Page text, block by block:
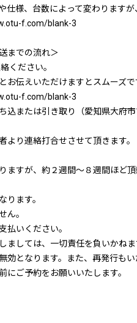
仕様、台数によって変わりますが
f.com/blank-3
までの流れ＞
ください。
お伝えいただけますとスムーズで
f.com/blank-3
込または引き取り（愛知県大府市
より連絡打合せさせて頂きます。
ますが、約２週間～８週間ほど頂
ります。
ん。
払いください。
しては、一切責任を負いかねま
となります。また、再発行もい
ご予約をお願いいたします。